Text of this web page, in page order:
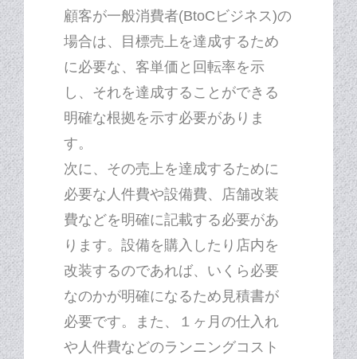
顧客が一般消費者(BtoCビジネス)の
場合は、目標売上を達成するため
に必要な、客単価と回転率を示
し、それを達成することができる
明確な根拠を示す必要がありま
す。
次に、その売上を達成するために
必要な人件費や設備費、店舗改装
費などを明確に記載する必要があ
ります。設備を購入したり店内を
改装するのであれば、いくら必要
なのかが明確になるため見積書が
必要です。また、１ヶ月の仕入れ
や人件費などのランニングコスト